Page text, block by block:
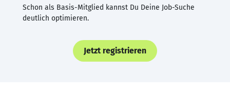
Schon als Basis-Mitglied kannst Du Deine Job-Suche
deutlich optimieren.
Jetzt registrieren